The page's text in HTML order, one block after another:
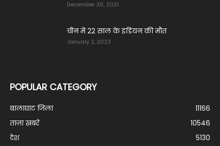
December 26, 2021
चीन में 22 साल के इंडियन की मौत
January 2, 2023
POPULAR CATEGORY
बालाघाट जिला
11166
ताज़ा ख़बरें
10546
देश
5130